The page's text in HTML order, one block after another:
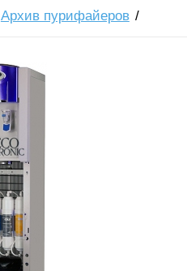
Архив пурифайеров